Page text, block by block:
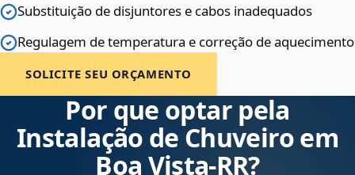
Substituição de disjuntores e cabos inadequados
Regulagem de temperatura e correção de aquecimento
SOLICITE SEU ORÇAMENTO
Por que optar pela
Instalação de Chuveiro em
Boa Vista‑RR?